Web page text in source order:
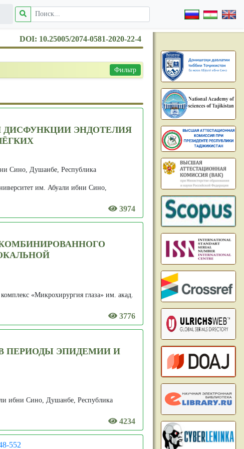
DOI: 10.25005/2074-0581-2020-22-4
Фильтр
ДИСФУНКЦИИ ЭНДОТЕЛИЯ
Сино, Душанбе, Республика
им. Абуали ибни Сино,
3974
«Микрохирургия глаза» им. акад.
3776
ПЕРИОДЫ ЭПИДЕМИИ И
ибни Сино, Душанбе, Республика
4234
552